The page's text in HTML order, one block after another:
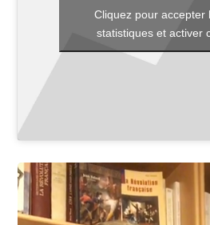
Toutes les
Les rendez-vous
Conférences,
Critique
Culture
Cliquez pour accepter
statistiques et activer